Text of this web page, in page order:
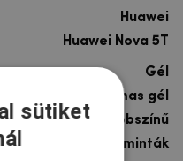
Huawei
Huawei Nova 5T
Gél
rugalmas gél
többszínű
Egyéb minták
sütiket